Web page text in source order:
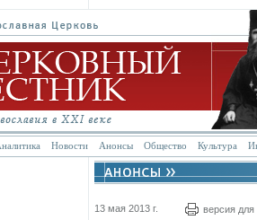
Новости Анонсы Общество Культура
13 мая 2013 г. версия для